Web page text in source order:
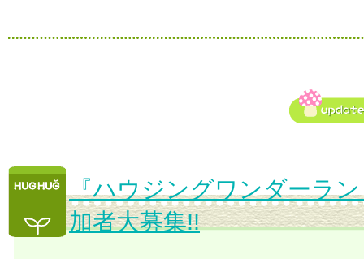
『ハウジングワンダーラ
加者大募集!!